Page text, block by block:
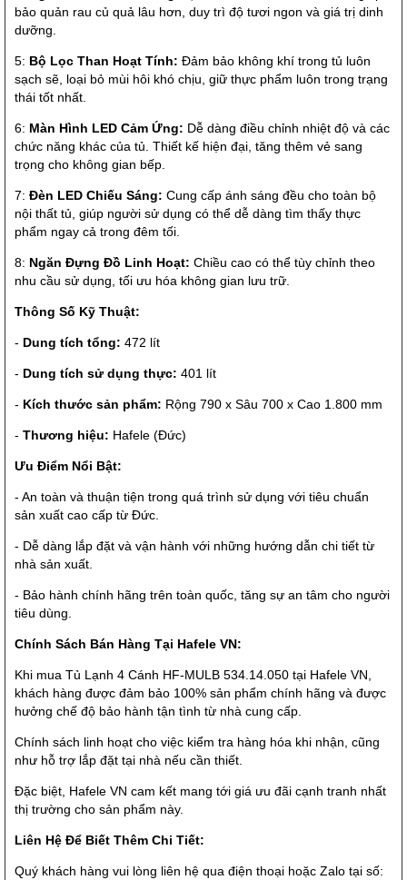
bảo quản rau củ quả lâu hơn, duy trì độ tươi ngon và giá trị dinh
dưỡng.
5: Bộ Lọc Than Hoạt Tính: Đảm bảo không khí trong tủ luôn
sạch sẽ, loại bỏ mùi hôi khó chịu, giữ thực phẩm luôn trong trạng
thái tốt nhất.
6: Màn Hình LED Cảm Ứng: Dễ dàng điều chỉnh nhiệt độ và các
chức năng khác của tủ. Thiết kế hiện đại, tăng thêm vẻ sang
trọng cho không gian bếp.
7: Đèn LED Chiếu Sáng: Cung cấp ánh sáng đều cho toàn bộ
nội thất tủ, giúp người sử dụng có thể dễ dàng tìm thấy thực
phẩm ngay cả trong đêm tối.
8: Ngăn Đựng Đồ Linh Hoạt: Chiều cao có thể tùy chỉnh theo
nhu cầu sử dụng, tối ưu hóa không gian lưu trữ.
Thông Số Kỹ Thuật:
- Dung tích tổng: 472 lít
- Dung tích sử dụng thực: 401 lít
- Kích thước sản phẩm: Rộng 790 x Sâu 700 x Cao 1.800 mm
- Thương hiệu: Hafele (Đức)
Ưu Điểm Nổi Bật:
- An toàn và thuận tiện trong quá trình sử dụng với tiêu chuẩn
sản xuất cao cấp từ Đức.
- Dễ dàng lắp đặt và vận hành với những hướng dẫn chi tiết từ
nhà sản xuất.
- Bảo hành chính hãng trên toàn quốc, tăng sự an tâm cho người
tiêu dùng.
Chính Sách Bán Hàng Tại Hafele VN:
Khi mua Tủ Lạnh 4 Cánh HF-MULB 534.14.050 tại Hafele VN,
khách hàng được đảm bảo 100% sản phẩm chính hãng và được
hưởng chế độ bảo hành tận tình từ nhà cung cấp.
Chính sách linh hoạt cho việc kiểm tra hàng hóa khi nhận, cũng
như hỗ trợ lắp đặt tại nhà nếu cần thiết.
Đặc biệt, Hafele VN cam kết mang tới giá ưu đãi cạnh tranh nhất
thị trường cho sản phẩm này.
Liên Hệ Để Biết Thêm Chi Tiết:
Quý khách hàng vui lòng liên hệ qua điện thoại hoặc Zalo tại số: